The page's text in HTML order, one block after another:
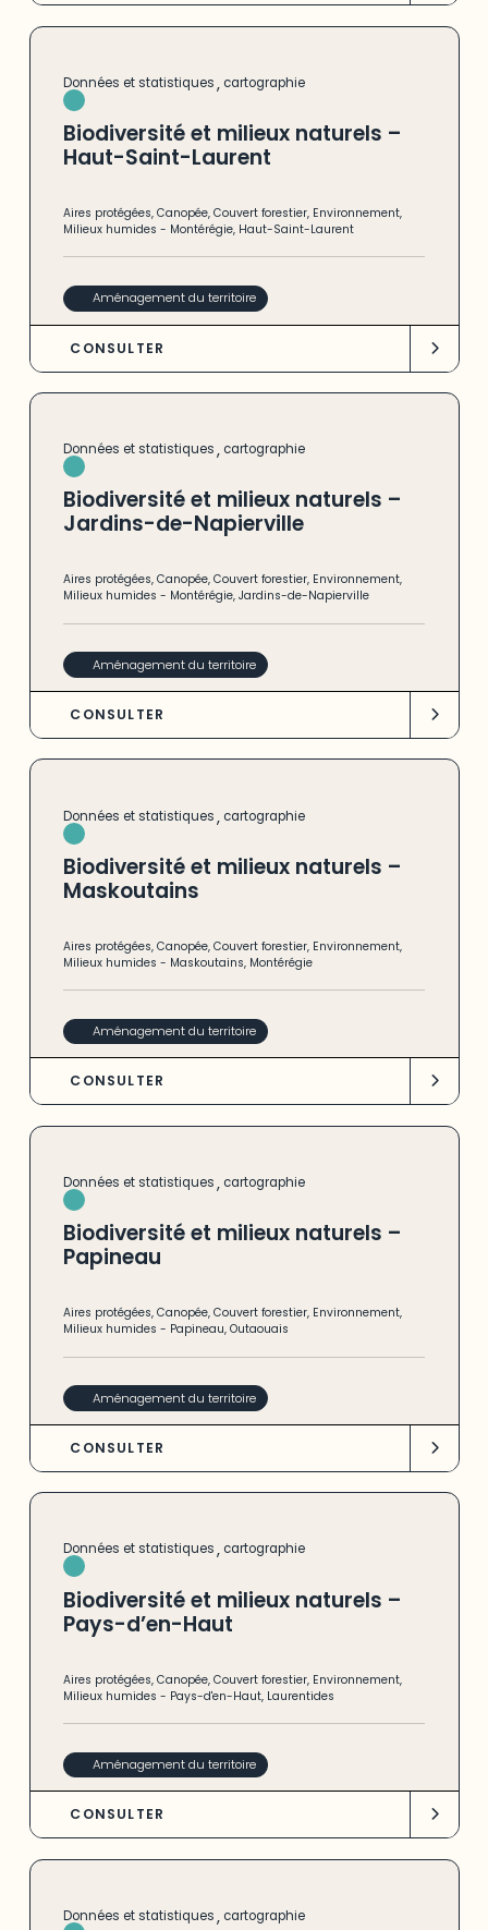
Données et statistiques, cartographie
Biodiversité et milieux naturels –
Haut-Saint-Laurent
Aires protégées,Canopée,Couvert forestier, Environnement,
Milieux humides - Montérégie, Haut-Saint-Laurent
Aménagement du territoire
CONSULTER
Données et statistiques, cartographie
Biodiversité et milieux naturels –
Jardins-de-Napierville
Aires protégées,Canopée,Couvert forestier, Environnement,
Milieux humides - Montérégie,Jardins-de-Napierville
Aménagement du territoire
CONSULTER
Données et statistiques, cartographie
Biodiversité et milieux naturels –
Maskoutains
Aires protégées,Canopée,Couvert forestier, Environnement,
Milieux humides - Maskoutains, Montérégie
Aménagement du territoire
CONSULTER
Données et statistiques, cartographie
Biodiversité et milieux naturels –
Papineau
Aires protégées,Canopée,Couvert forestier, Environnement,
Milieux humides - Papineau,Outaouais
Aménagement du territoire
CONSULTER
Données et statistiques, cartographie
Biodiversité et milieux naturels –
Pays-d’en-Haut
Aires protégées,Canopée,Couvert forestier, Environnement,
Milieux humides - Pays-d'en-Haut, Laurentides
Aménagement du territoire
CONSULTER
Données et statistiques, cartographie